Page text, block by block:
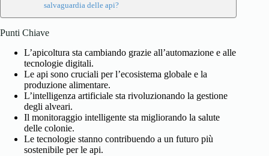
salvaguardia delle api?
Punti Chiave
L’apicoltura sta cambiando grazie all’automazione e alle
tecnologie digitali.
Le api sono cruciali per l’ecosistema globale e la
produzione alimentare.
L’intelligenza artificiale sta rivoluzionando la gestione
degli alveari.
Il monitoraggio intelligente sta migliorando la salute
delle colonie.
Le tecnologie stanno contribuendo a un futuro più
sostenibile per le api.